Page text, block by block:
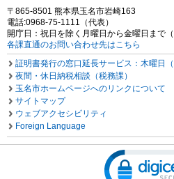
〒865-8501 熊本県玉名市岩崎163
電話:0968-75-1111（代表）
開庁日：祝日を除く月曜日から金曜日まで
各課直通のお問い合わせ先はこちら
証明書発行の窓口延長サービス：木曜日（
夜間・休日納税相談（税務課）
玉名市ホームページへのリンクについて
サイトマップ
ウェブアクセシビリティ
Foreign Language